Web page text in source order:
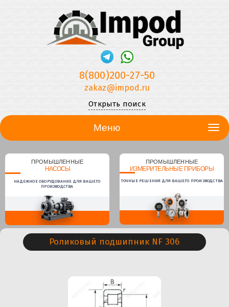
8(800)200-27-50
zakaz@impod.ru
Открыть поиск
Меню
ПРОМЫШЛЕННЫЕ
НАСОСЫ
НАДЕЖНОЕ ОБОРУДОВАНИЕ ДЛЯ ВАШЕГО
ПРОИЗВОДСТВА
ПРОМЫШЛЕННЫЕ
ИЗМЕРИТЕЛЬНЫЕ ПРИБОРЫ
ТОЧНЫЕ РЕШЕНИЯ ДЛЯ ВАШЕГО ПРОИЗВОДСТВА
Роликовый подшипник NF 306